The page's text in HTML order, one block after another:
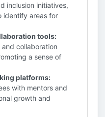
inclusion initiatives,
identify areas for
tools:
collaboration
a sense of
platforms:
with mentors and
growth and